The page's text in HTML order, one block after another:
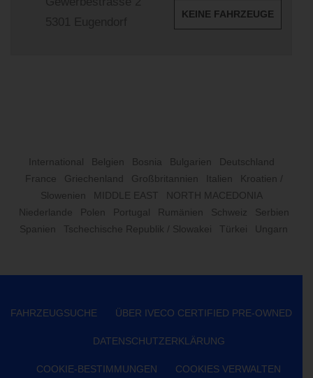
KEINE FAHRZEUGE
International Belgien Bosnia Bulgarien
Deutschland
France
Griechenland Großbritannien Italien
Kroatien /
Slowenien
MIDDLE EAST
NORTH MACEDONIA
Niederlande
Polen Portugal Rumänien Schweiz
Serbien
Spanien
Tschechische Republik / Slowakei Türkei Ungarn
FAHRZEUGSUCHE ÜBER IVECO CERTIFIED PRE-OWNED
DATENSCHUTZERKLÄRUNG
COOKIE-BESTIMMUNGEN COOKIES VERWALTEN